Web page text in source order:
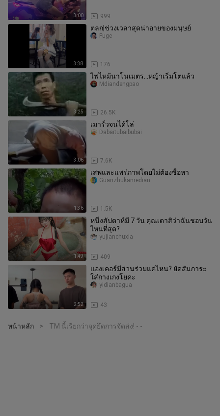
3:00 999
3:38
ตลก|ช่วงเวลาสุดน่าอายของมนุษย์
176
Fuge
3:25
ไฟไหม้นาโนเมตร...หญ้าเริ่มโตแล้ว
26.5K
Mdiandengpao
3:06
เมารั่วจนได้โล่
7.6K
Dabaitubaibubai
1:36
เสพและแพร่ภาพโดยไม่ต้องซื้อหา
1.5K
Guanzhukanredian
1:49
หนึ่งสัปดาห์มี 7 วัน คุณเดาสิว่าฉันชอบวัน
ไหนที่สุด?
409
yujianchuxia-
2:52
แองเคอร์มีส่วนร่วมแค่ไหน? ยัดสัมภาระ
ใส่กางเกงโยคะ
43
yidianbagua
หน้าหลัก > TM นี้เรียกว่าจุดยึดการจัดส่ง! - -